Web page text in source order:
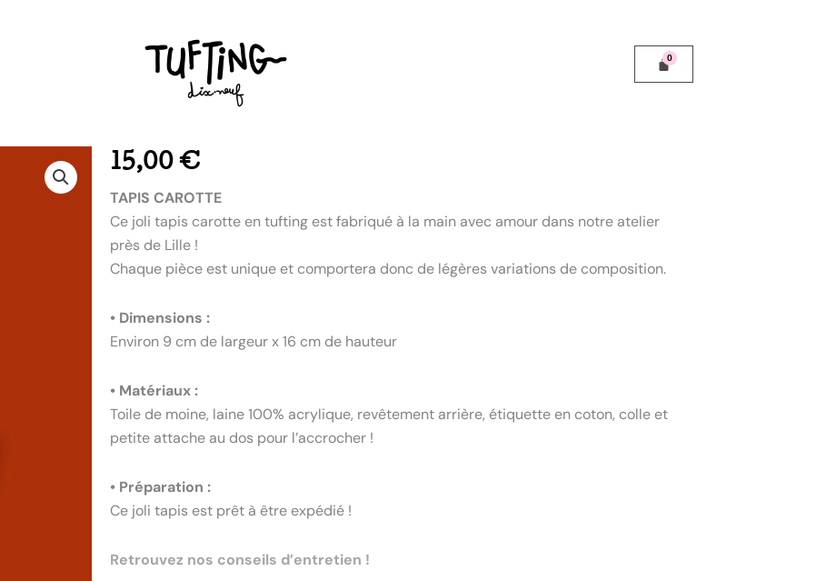
15,00 €
TAPIS CAROTTE
Ce joli tapis carotte en tufting est fabriqué à la main avec amour dans notre atelier
près de Lille !
Chaque pièce est unique et comportera donc de légères variations de composition.
• Dimensions :
Environ 9 cm de largeur x 16 cm de hauteur
• Matériaux :
Toile de moine, laine 100% acrylique, revêtement arrière, étiquette en coton, colle et
petite attache au dos pour l’accrocher !
• Préparation :
Ce joli tapis est prêt à être expédié !
Retrouvez nos conseils d’entretien !